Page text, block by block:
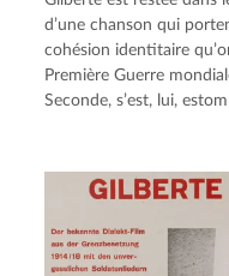
d’une chanson qui
cohésion identitaire
Première Guerre
Seconde, s’est, lui,